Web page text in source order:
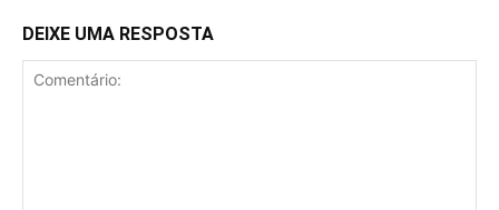
DEIXE UMA RESPOSTA